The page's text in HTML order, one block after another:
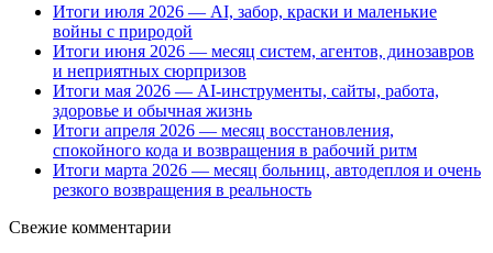
Итоги июля 2026 — AI, забор, краски и маленькие
войны с природой
Итоги июня 2026 — месяц систем, агентов, динозавров
и неприятных сюрпризов
Итоги мая 2026 — AI-инструменты, сайты, работа,
здоровье и обычная жизнь
Итоги апреля 2026 — месяц восстановления,
спокойного кода и возвращения в рабочий ритм
Итоги марта 2026 — месяц больниц, автодеплоя и очень
резкого возвращения в реальность
Свежие комментарии